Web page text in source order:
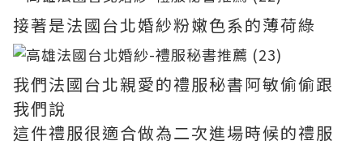
接著是法國台北婚紗粉嫩色系的薄荷綠
我們法國台北親愛的禮服秘書阿敏偷偷跟
我們說
這件禮服很適合做為二次進場時候的禮服